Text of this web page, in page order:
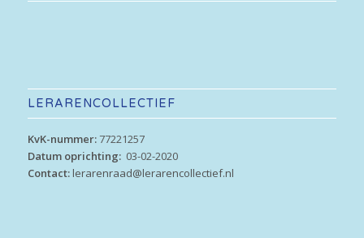
LERARENCOLLECTIEF
KvK-nummer:77221257
Datum oprichting: 03-02-2020
Contact: lerarenraad@lerarencollectief.nl